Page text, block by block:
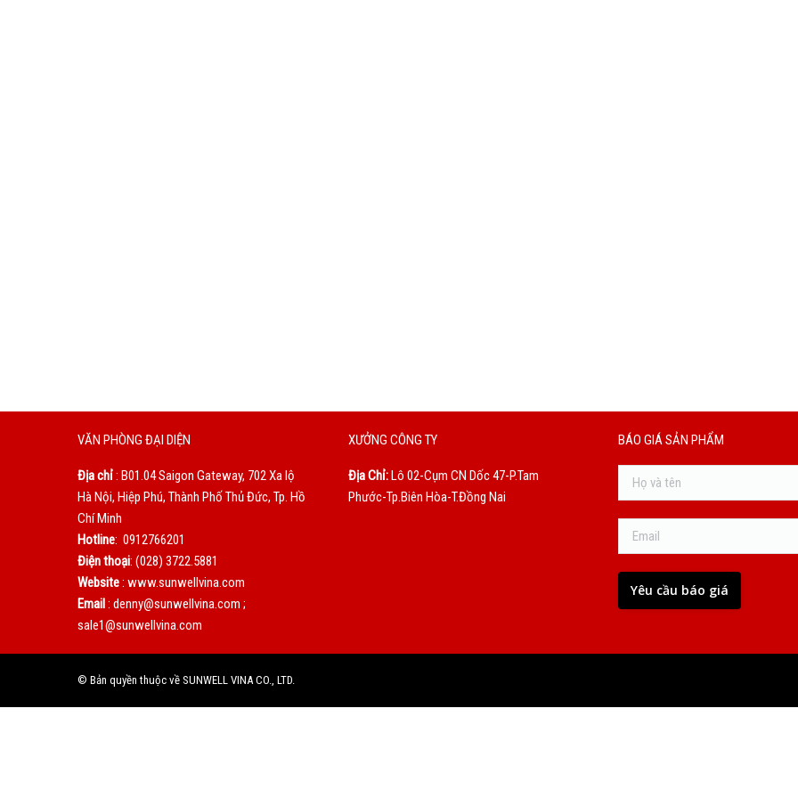
VĂN PHÒNG ĐẠI DIỆN
Địa chỉ: B01.04 Saigon Gateway, 702 Xa lộ
Hà Nội, Hiệp Phú, Thành Phố Thủ Đức, Tp. Hồ
Chí Minh
Hotline: 0912766201
Điện thoại: (028) 3722.5881
Website: www.sunwellvina.com
Email: denny@sunwellvina.com ;
sale1@sunwellvina.com
XƯỞNG CÔNG TY
Địa Chỉ:Lô 02-Cụm CN Dốc 47-P.Tam
Phước-Tp.Biên Hòa-T.Đồng Nai
BÁO GIÁ SẢN PHẨM
© Bản quyền thuộc về SUNWELL VINA CO., LTD.